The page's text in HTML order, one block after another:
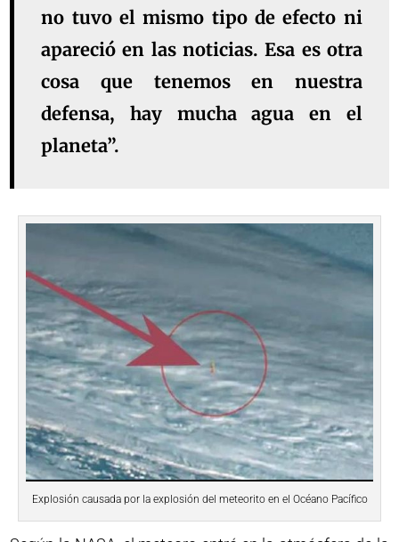
no tuvo el mismo tipo de efecto ni
apareció en las noticias. Esa es otra
cosa que tenemos en nuestra
defensa, hay mucha agua en el
planeta”.
Explosión causada por la explosión del meteorito en el Océano Pacífico